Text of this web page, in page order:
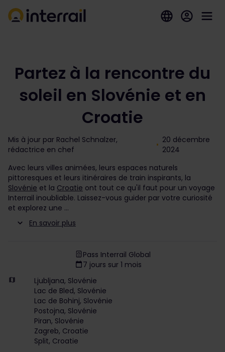
Partez à la rencontre du
soleil en Slovénie et en
Croatie
Mis à jour par Rachel Schnalzer,
rédactrice en chef
20 décembre
2024
Avec leurs villes animées, leurs espaces naturels
pittoresques et leurs itinéraires de train inspirants, la
Slovénie et la Croatie ont tout ce qu'il faut pour un voyage
Interrail inoubliable. Laissez-vous guider par votre curiosité
et explorez une
En savoir plus
Pass Interrail Global
7 jours sur 1 mois
Ljubljana, Slovénie
Lac de Bled, Slovénie
Lac de Bohinj, Slovénie
Postojna, Slovénie
Piran, Slovénie
Zagreb, Croatie
Split, Croatie